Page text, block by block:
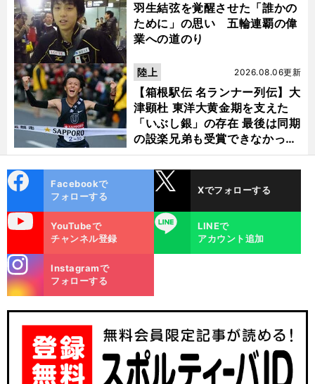
羽生結弦を覚醒させた「誰かの
ために」の思い 五輪連覇の偉
業への道のり
【箱根駅伝 名ランナー列伝】大
津顕杜 東洋大黄金期を支えた
「いぶし銀」の存在 最後は同期
の設楽兄弟も受賞できなかった
金栗杯に輝く
2026.08.06更新
陸上
ok
Facebookで
フォローする
Xでフォローする
YouTubeで
チャンネル登録
LINE
LINEで
アカウント追加
m
Instagramで
フォローする